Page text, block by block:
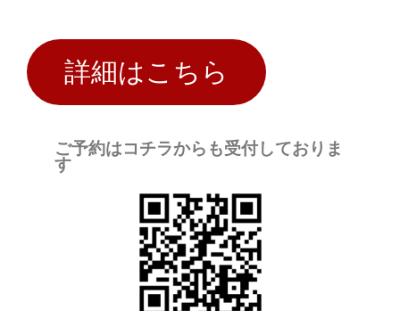
詳細はこちら
ご予約はコチラからも受付しておりま
す